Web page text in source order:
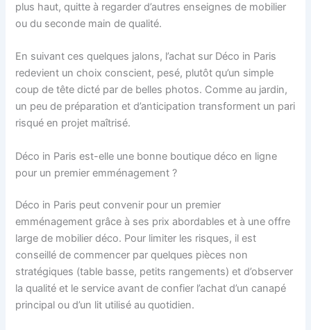
plus haut, quitte à regarder d’autres enseignes de mobilier
ou du seconde main de qualité.
En suivant ces quelques jalons, l’achat sur Déco in Paris
redevient un choix conscient, pesé, plutôt qu’un simple
coup de tête dicté par de belles photos. Comme au jardin,
un peu de préparation et d’anticipation transforment un pari
risqué en projet maîtrisé.
Déco in Paris est-elle une bonne boutique déco en ligne
pour un premier emménagement ?
Déco in Paris peut convenir pour un premier
emménagement grâce à ses prix abordables et à une offre
large de mobilier déco. Pour limiter les risques, il est
conseillé de commencer par quelques pièces non
stratégiques (table basse, petits rangements) et d’observer
la qualité et le service avant de confier l’achat d’un canapé
principal ou d’un lit utilisé au quotidien.